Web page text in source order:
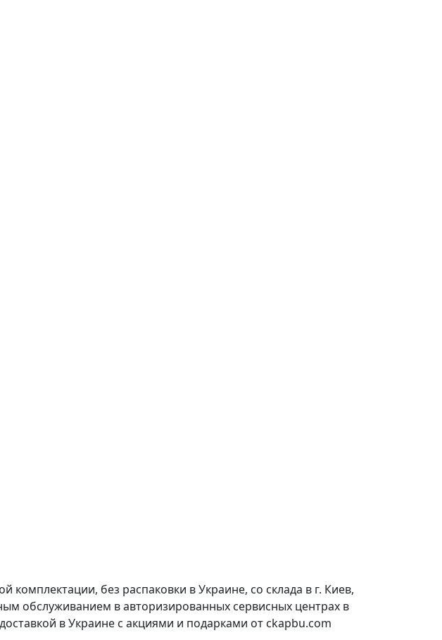
без распаковки в Украине, со склада в г. Киев,
обслуживанием в авторизированных сервисных центрах в
в Украине с акциями и подарками от ckapbu.com